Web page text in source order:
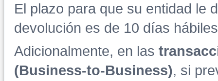
El plazo para que su entidad le
devolución es de 10 días
Adicionalmente, en las
(Business-to-Business), si